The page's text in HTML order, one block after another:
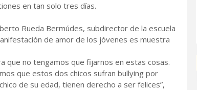
en tan solo tres días.
Rueda Bermúdes, subdirector de la escuela
de amor de los jóvenes es muestra
que no tengamos que fijarnos en estas cosas.
que estos dos chicos sufran bullying por
de su edad, tienen derecho a ser felices”,